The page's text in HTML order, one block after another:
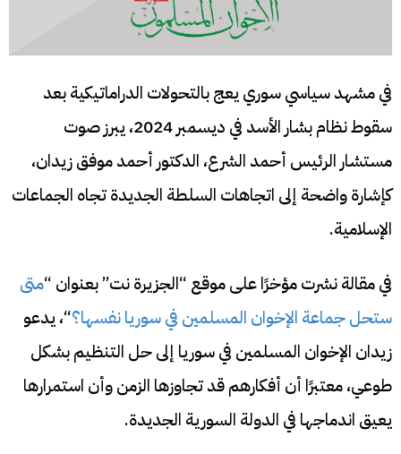
في مشهد سياسي سوري يعج بالتحولات الدراماتيكية بعد
سقوط نظام بشار الأسد في ديسمبر 2024، يبرز صوت
مستشار الرئيس أحمد الشرع، الدكتور أحمد موفق زيدان،
كإشارة واضحة إلى اتجاهات السلطة الجديدة تجاه الجماعات
الإسلامية.
في مقالة نشرت مؤخرًا على موقع “الجزيرة نت” بعنوان “متى
ستحل جماعة الإخوان المسلمين في سوريا نفسها؟“، يدعو
زيدان الإخوان المسلمين في سوريا إلى حل التنظيم بشكل
طوعي، معتبرًا أن أفكارهم قد تجاوزها الزمن وأن استمرارها
يعيق اندماجها في الدولة السورية الجديدة.